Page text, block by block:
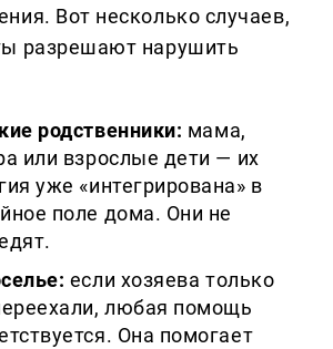
Вот несколько случаев,
разрешают нарушить
родственники: мама,
или взрослые дети — их
уже «интегрирована» в
поле дома. Они не
если хозяева только
любая помощь
Она помогает